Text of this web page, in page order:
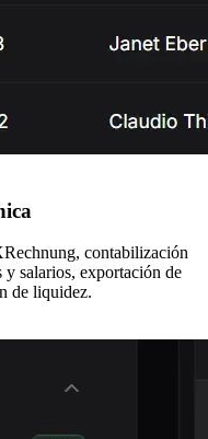
contabilización
y salarios, exportación de
de liquidez.